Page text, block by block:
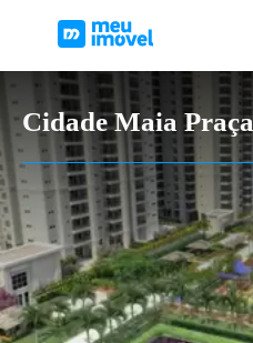
Cidade Maia Praça